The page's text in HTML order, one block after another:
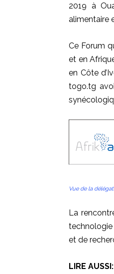
2019 à
alimentaire
Ce Forum
et en
en Côte
togo.tg
Vue de la
La
et de
LIRE AUSSI: